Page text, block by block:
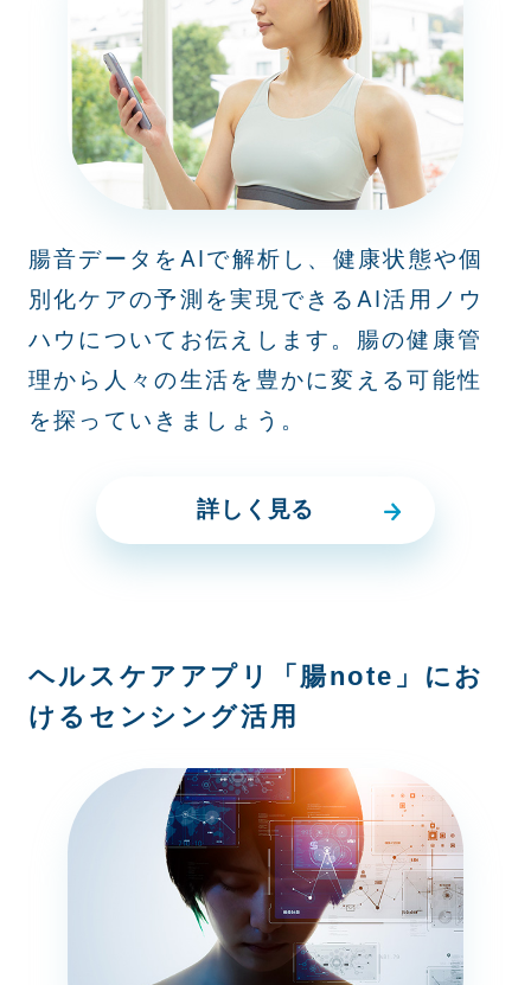
腸音データをAIで解析し、健康状態や個
別化ケアの予測を実現できるAI活用ノウ
ハウについてお伝えします。腸の健康管
理から人々の生活を豊かに変える可能性
を探っていきましょう。
詳しく見る
ヘルスケアアプリ「腸note」にお
けるセンシング活用